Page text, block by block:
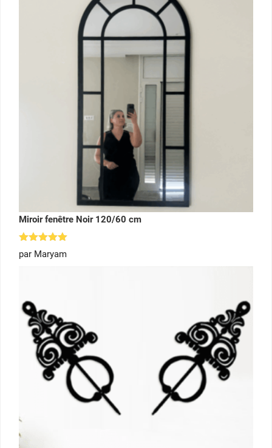
Miroir fenêtre Noir 120/60 cm
Note
sur 5
par Maryam